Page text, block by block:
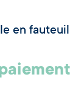
en fauteuil